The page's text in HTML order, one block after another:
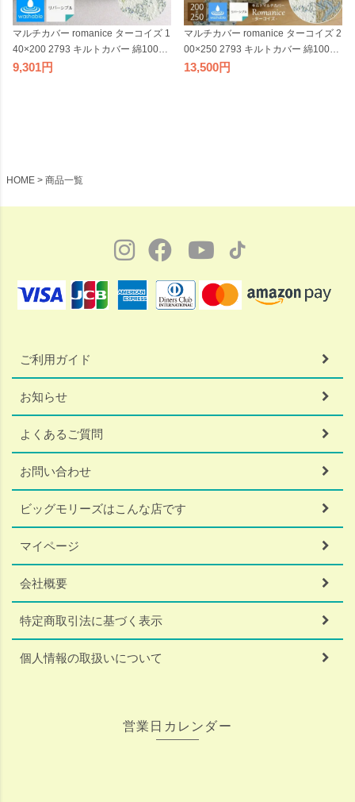
マルチカバー romanice ターコイズ 1
40×200 2793 キルトカバー 綿100%
ブルー 花柄 フラワープリント コッ
9,301
マルチカバー romanice ターコイズ 2
00×250 2793 キルトカバー 綿100%
ブルー 花柄 フラワープリント コッ
13,500
HOME 商品一覧
ご利用ガイド
お知らせ
よくあるご質問
お問い合わせ
ビッグモリーズはこんな店です
マイページ
会社概要
特定商取引法に基づく表示
個人情報の取扱いについて
営業日カレンダー